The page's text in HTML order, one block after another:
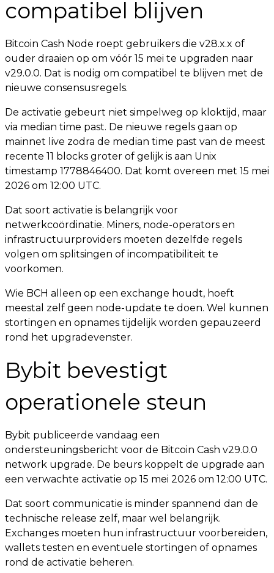
compatibel blijven
Bitcoin Cash Node roept gebruikers die v28.x.x of
ouder draaien op om vóór 15 mei te upgraden naar
v29.0.0. Dat is nodig om compatibel te blijven met de
nieuwe consensusregels.
De activatie gebeurt niet simpelweg op kloktijd, maar
via median time past. De nieuwe regels gaan op
mainnet live zodra de median time past van de meest
recente 11 blocks groter of gelijk is aan Unix
timestamp 1778846400. Dat komt overeen met 15 mei
2026 om 12:00 UTC.
Dat soort activatie is belangrijk voor
netwerkcoördinatie. Miners, node-operators en
infrastructuurproviders moeten dezelfde regels
volgen om splitsingen of incompatibiliteit te
voorkomen.
Wie BCH alleen op een exchange houdt, hoeft
meestal zelf geen node-update te doen. Wel kunnen
stortingen en opnames tijdelijk worden gepauzeerd
rond het upgradevenster.
Bybit bevestigt
operationele steun
Bybit publiceerde vandaag een
ondersteuningsbericht voor de Bitcoin Cash v29.0.0
network upgrade. De beurs koppelt de upgrade aan
een verwachte activatie op 15 mei 2026 om 12:00 UTC.
Dat soort communicatie is minder spannend dan de
technische release zelf, maar wel belangrijk.
Exchanges moeten hun infrastructuur voorbereiden,
wallets testen en eventuele stortingen of opnames
rond de activatie beheren.